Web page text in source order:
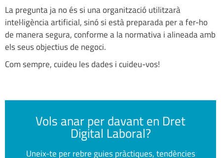
La pregunta ja no és si una organització utilitzarà
intel·ligència artificial, sinó si està preparada per a fer-ho
de manera segura, conforme a la normativa i alineada amb
els seus objectius de negoci.
Com sempre, cuideu les dades i cuideu-vos!
Vols anar per davant en Dret
Digital Laboral?
Uneix-te per rebre guies pràctiques, tendències